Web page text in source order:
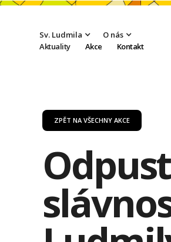
Sv. Ludmila
O nás
Aktuality
Akce Kontakt
ZPĚT NA VŠECHNY AKCE